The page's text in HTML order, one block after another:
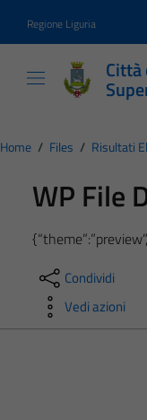
Regione Liguria
Home / Files / Risultati
WP File
Condividi
Vedi azioni